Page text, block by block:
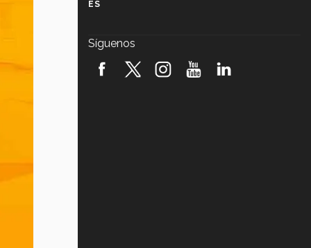
robótica FIRST 2026! (video)
ES
Síguenos